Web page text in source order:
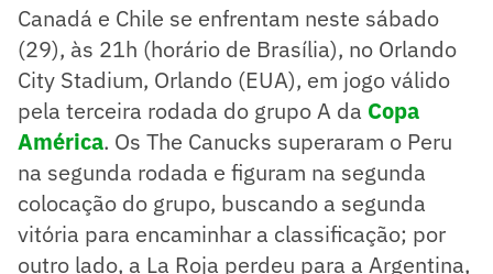
Canadá e Chile se enfrentam neste sábado
(29), às 21h (horário de Brasília), no Orlando
City Stadium, Orlando (EUA), em jogo válido
pela terceira rodada do grupo A da Copa
América. Os The Canucks superaram o Peru
na segunda rodada e figuram na segunda
colocação do grupo, buscando a segunda
vitória para encaminhar a classificação; por
outro lado, a La Roja perdeu para a Argentina,